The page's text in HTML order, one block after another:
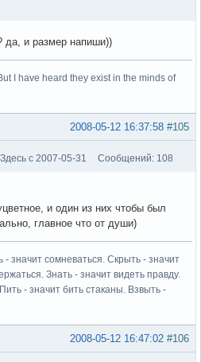
да, и размер напиши))
I have heard they exist in the minds of
#105
2008-05-12 16:37:58
Здесь с 2007-05-31 Сообщений: 108
и один из них чтобы был
главное что от души)
значит сомневаться. Скрыть - значит
Знать - значит видеть правду.
- значит бить стаканы. Взвыть -
#106
2008-05-12 16:47:02